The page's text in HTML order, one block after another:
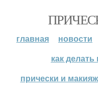
главная новости
как
прически и